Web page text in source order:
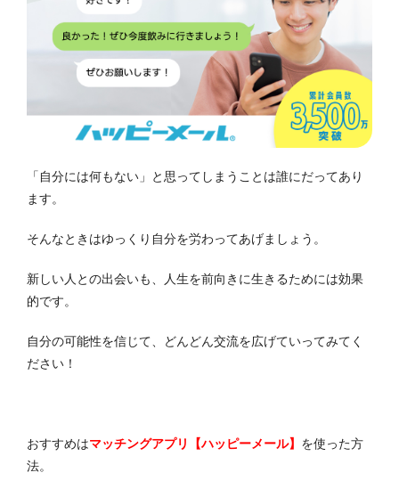
「自分には何もない」と思ってしまうことは誰にだってあり
ます。
そんなときはゆっくり自分を労わってあげましょう。
新しい人との出会いも、人生を前向きに生きるためには効果
的です。
自分の可能性を信じて、どんどん交流を広げていってみてく
ださい！
おすすめはマッチングアプリ【ハッピーメール】 を使った方
法。